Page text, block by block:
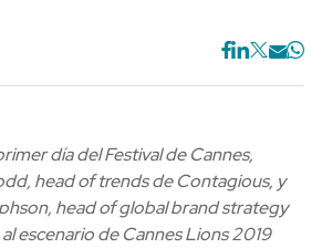
día del Festival de Cannes,
head of trends de Contagious, y
head of global brand strategy
escenario de Cannes Lions 2019